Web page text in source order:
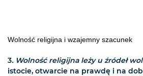
Wolność religijna i wzajemny szacunek
3. Wolność religijna leży u źródeł
istocie, otwarcie na prawdę i na